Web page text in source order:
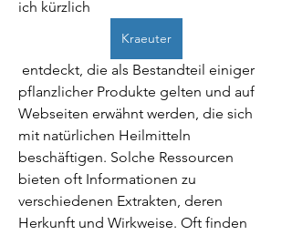
ich kürzlich
Kraeuter
pflanzlicher Produkte gelten und auf
Webseiten erwähnt werden, die sich
mit natürlichen Heilmitteln
beschäftigen. Solche Ressourcen
bieten oft Informationen zu
verschiedenen Extrakten, deren
Herkunft und Wirkweise. Oft finden